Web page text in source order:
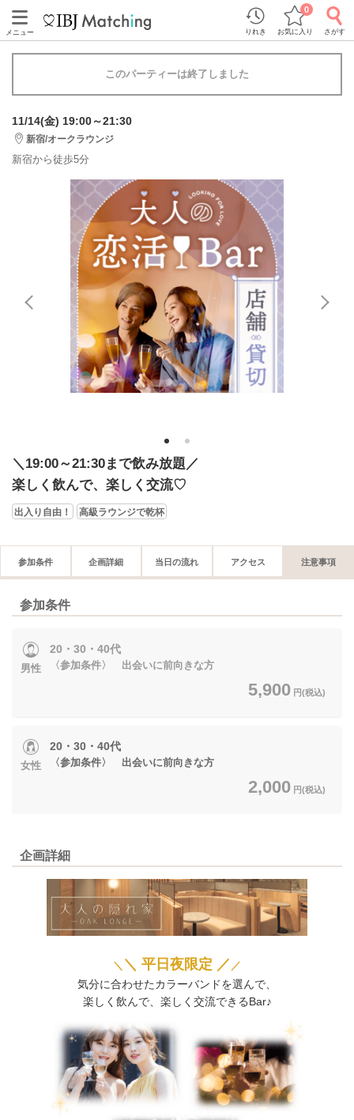
メニュー りれき お気に入り
0
さがす
このパーティーは終了しました
11/14(金) 19:00～21:30
新宿/オークラウンジ
新宿から徒歩5分
1 2
＼19:00～21:30まで飲み放題／
楽しく飲んで、楽しく交流♡
出入り自由！ 高級ラウンジで乾杯
参加条件 企画詳細 当日の流れ アクセス 注意事項
参加条件
男性
20・30・40代
〈参加条件〉 出会いに前向きな方
5,900 円(税込)
女性
20・30・40代
〈参加条件〉 出会いに前向きな方
2,000 円(税込)
企画詳細
＼ ＼ 平日夜限定 ／ ／
気分に合わせたカラーバンドを選んで、
楽しく飲んで、楽しく交流できるBar♪